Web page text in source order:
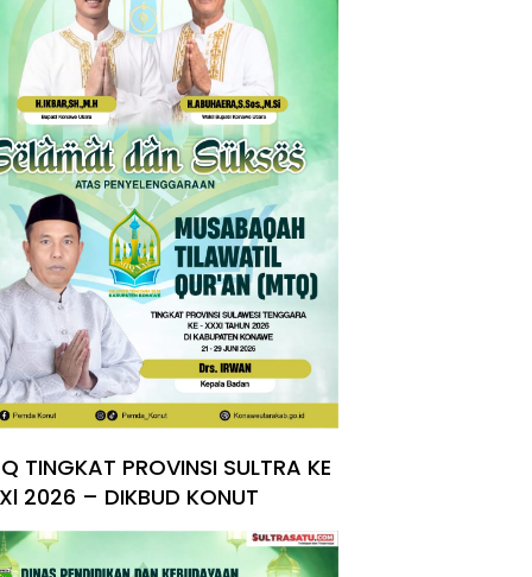
TINGKAT PROVINSI SULTRA KE
2026 – DIKBUD KONUT